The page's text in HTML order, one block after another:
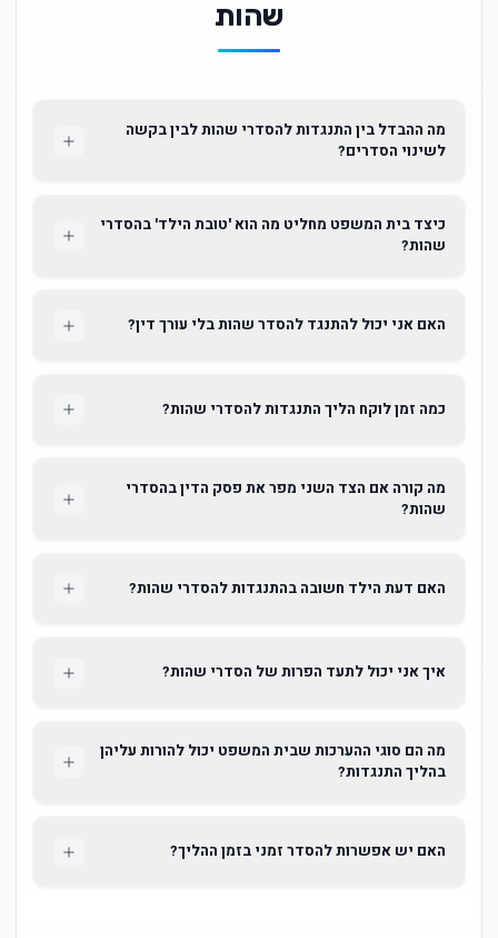
שהות
מה ההבדל בין התנגדות להסדרי שהות לבין בקשה
לשינוי הסדרים?
כיצד בית המשפט מחליט מה הוא 'טובת הילד' בהסדרי
שהות?
האם אני יכול להתנגד להסדר שהות בלי עורך דין?
כמה זמן לוקח הליך התנגדות להסדרי שהות?
מה קורה אם הצד השני מפר את פסק הדין בהסדרי
שהות?
האם דעת הילד חשובה בהתנגדות להסדרי שהות?
איך אני יכול לתעד הפרות של הסדרי שהות?
מה הם סוגי ההערכות שבית המשפט יכול להורות עליהן
בהליך התנגדות?
האם יש אפשרות להסדר זמני בזמן ההליך?